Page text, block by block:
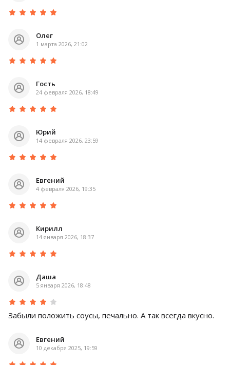
Олег
1 марта 2026, 21:02
Гость
24 февраля 2026, 18:49
Юрий
14 февраля 2026, 23:59
Евгений
4 февраля 2026, 19:35
Кирилл
14 января 2026, 18:37
Даша
5 января 2026, 18:48
Забыли положить соусы, печально. А так всегда вкусно.
Евгений
10 декабря 2025, 19:59